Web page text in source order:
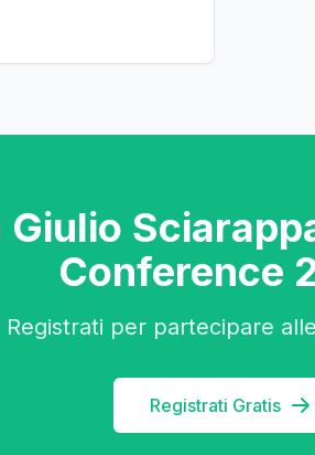
Conference
Registrati per partecipare
Registrati Gratis